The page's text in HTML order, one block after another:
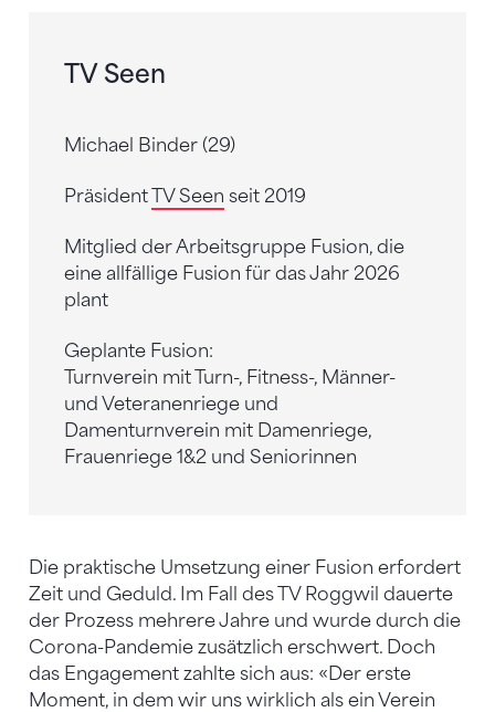
TV Seen
Michael Binder (29)
PräsidentTV Seen seit 2019
Mitglied der Arbeitsgruppe Fusion, die
eine allfällige Fusion für das Jahr 2026
plant
Geplante Fusion:
Turnverein mit Turn-, Fitness-, Männer-
und Veteranenriege und
Damenturnverein mit Damenriege,
Frauenriege 1&2 und Seniorinnen
Die praktische Umsetzung einer Fusion erfordert
Zeit und Geduld. Im Fall des TV Roggwil dauerte
der Prozess mehrere Jahre und wurde durch die
Corona-Pandemie zusätzlich erschwert. Doch
das Engagement zahlte sich aus: «Der erste
Moment, in dem wir uns wirklich als ein Verein